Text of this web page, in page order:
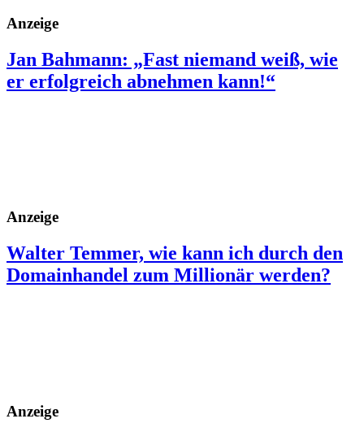
Anzeige
Jan Bahmann: „Fast niemand weiß, wie
er erfolgreich abnehmen kann!“
Anzeige
Walter Temmer, wie kann ich durch den
Domainhandel zum Millionär werden?
Anzeige